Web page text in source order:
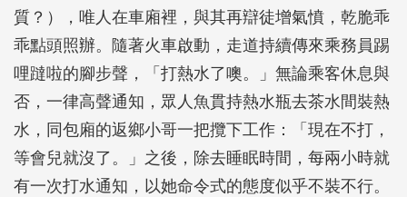
質？），唯人在車廂裡，與其再辯徒增氣憤，乾脆乖
乖點頭照辦。隨著火車啟動，走道持續傳來乘務員踢
哩躂啦的腳步聲，「打熱水了噢。」無論乘客休息與
否，一律高聲通知，眾人魚貫持熱水瓶去茶水間裝熱
水，同包廂的返鄉小哥一把攬下工作：「現在不打，
等會兒就沒了。」之後，除去睡眠時間，每兩小時就
有一次打水通知，以她命令式的態度似乎不裝不行。